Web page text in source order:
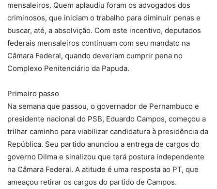
mensaleiros. Quem aplaudiu foram os advogados dos
criminosos, que iniciam o trabalho para diminuir penas e
buscar, até, a absolvição. Com este incentivo, deputados
federais mensaleiros continuam com seu mandato na
Câmara Federal, quando deveriam cumprir pena no
Complexo Penitenciário da Papuda.
Primeiro passo
Na semana que passou, o governador de Pernambuco e
presidente nacional do PSB, Eduardo Campos, começou a
trilhar caminho para viabilizar candidatura à presidência da
República. Seu partido anunciou a entrega de cargos do
governo Dilma e sinalizou que terá postura independente
na Câmara Federal. A atitude é uma resposta ao PT, que
ameaçou retirar os cargos do partido de Campos.